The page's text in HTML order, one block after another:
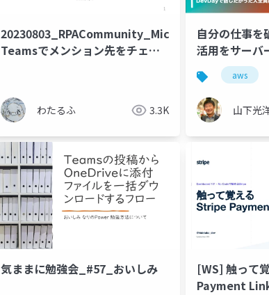
20230803_RPACommunity_Microsoft
Teamsでメンション先をチェッ
わたるふ 3.3K
自分の仕事を
活用をサーバ
る設計や運用
aws
山下光
気ままに勉強会_#57_おいしみ
[WS] 触って
Payment